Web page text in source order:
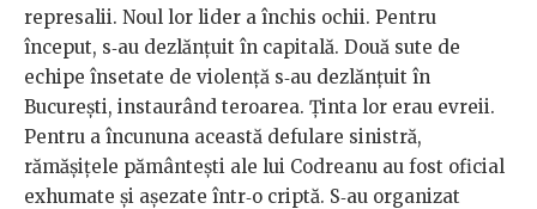
represalii. Noul lor lider a închis ochii. Pentru
început, s‑au dezlănțuit în capitală. Două sute de
echipe însetate de violență s‑au dezlănțuit în
București, instaurând teroarea. Ținta lor erau evreii.
Pentru a încununa această defulare sinistră,
rămășițele pământești ale lui Codreanu au fost oficial
exhumate și așezate într‑o criptă. S‑au organizat